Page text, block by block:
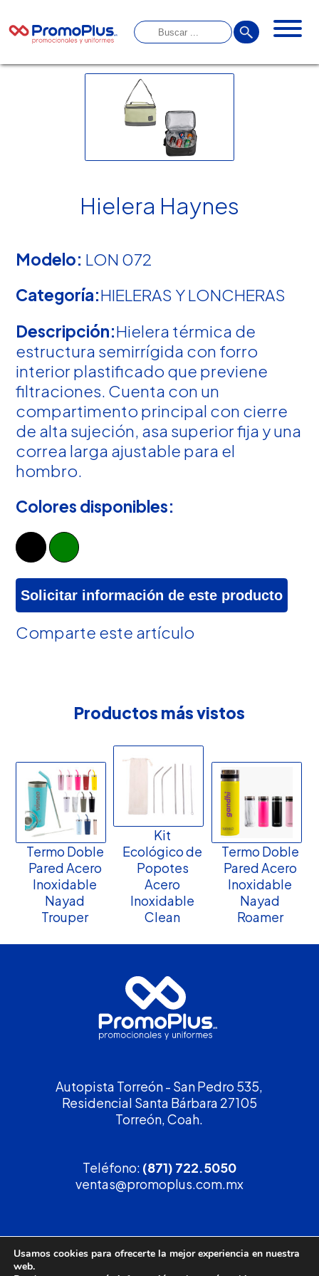
Hielera Haynes
Modelo: LON 072
Categoría:HIELERAS Y LONCHERAS
Descripción:Hielera térmica de
estructura semirrígida con forro
interior plastificado que previene
filtraciones. Cuenta con un
compartimento principal con cierre
de alta sujeción, asa superior fija y una
correa larga ajustable para el
hombro.
Colores disponibles:
Solicitar información de este producto
Comparte este artículo
Productos más vistos
Termo Doble
Pared Acero
Inoxidable
Nayad
Trouper
Kit
Ecológico de
Popotes
Acero
Inoxidable
Clean
Termo Doble
Pared Acero
Inoxidable
Nayad
Roamer
Autopista Torreón - San Pedro 535,
Residencial Santa Bárbara 27105
Torreón, Coah.
Teléfono: (871) 722.5050
ventas@promoplus.com.mx
¡Solicita tucotización!
Usamos cookies para ofrecerte la mejor experiencia en nuestra
web.